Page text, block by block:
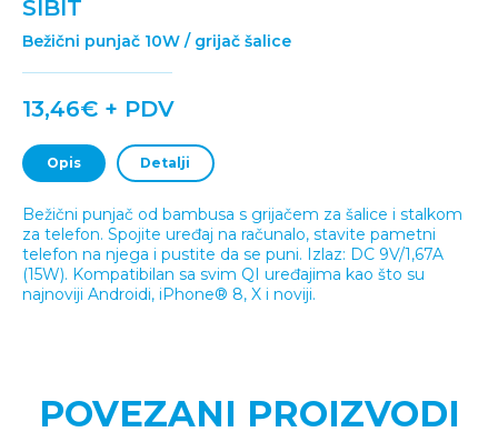
SIBIT
Bežični punjač 10W / grijač šalice
13,46€ + PDV
Opis Detalji
Bežični punjač od bambusa s grijačem za šalice i stalkom
za telefon. Spojite uređaj na računalo, stavite pametni
telefon na njega i pustite da se puni. Izlaz: DC 9V/1,67A
(15W). Kompatibilan sa svim QI uređajima kao što su
najnoviji Androidi, iPhone® 8, X i noviji.
POVEZANI PROIZVODI